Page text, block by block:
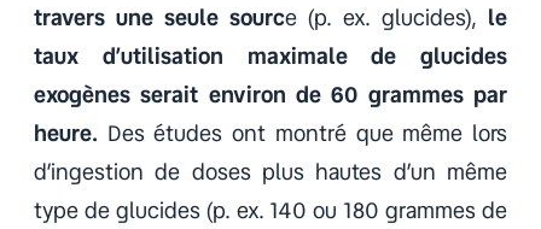
travers une seule source (p. ex. glucides), le
taux d’utilisation maximale de glucides
exogènes serait environ de 60 grammes par
heure. Des études ont montré que même lors
d’ingestion de doses plus hautes d’un même
type de glucides (p. ex. 140 ou 180 grammes de